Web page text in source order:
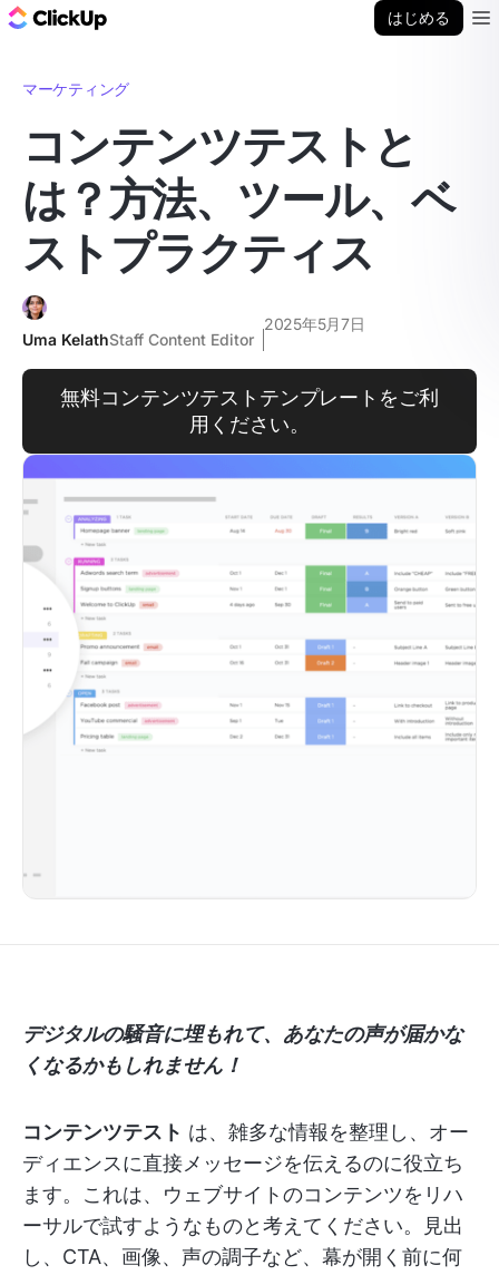
はじめる
マーケティング
コンテンツテストと
は？方法、ツール、ベ
ストプラクティス
Uma KelathStaff Content Editor
2025年5月7日
無料コンテンツテストテンプレートをご利
用ください。
デジタルの騒音に埋もれて、あなたの声が届かな
くなるかもしれません！
コンテンツテスト は、雑多な情報を整理し、オー
ディエンスに直接メッセージを伝えるのに役立ち
ます。これは、ウェブサイトのコンテンツをリハ
ーサルで試すようなものと考えてください。見出
し、CTA、画像、声の調子など、幕が開く前に何